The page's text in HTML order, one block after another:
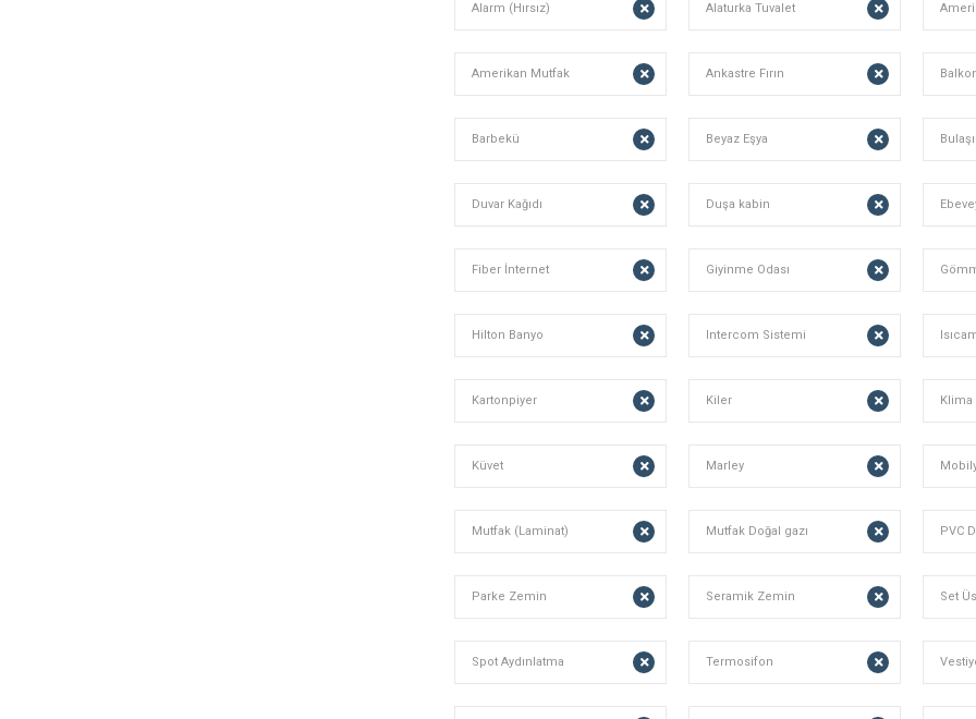
Alarm (Hırsız) Alaturka Tuvalet
Amerikan Mutfak Ankastre Fırın
Barbekü Beyaz Eşya
Duvar Kağıdı Duşa kabin
Fiber İnternet Giyinme Odası
Hilton Banyo Intercom Sistemi
Kartonpiyer Kiler Klima
Küvet Marley
Mutfak (Laminat) Mutfak Doğal gazı PVC
Parke Zemin Seramik Zemin Set
Spot Aydınlatma Termosifon